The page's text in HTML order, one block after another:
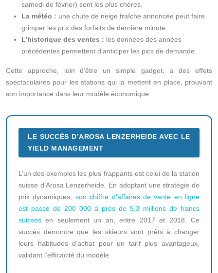
samedi de février) sont les plus chères.
La météo : une chute de neige fraîche annoncée peut faire
grimper les prix des forfaits de dernière minute.
L’historique des ventes : les données des années
précédentes permettent d’anticiper les pics de demande.
Cette approche, loin d’être un simple gadget, a des effets
spectaculaires pour les stations qui la mettent en place, prouvant
son importance dans leur modèle économique.
LE SUCCÈS D’AROSA LENZERHEIDE AVEC LE
YIELD MANAGEMENT
L’un des exemples les plus frappants est celui de la station
suisse d’Arosa Lenzerheide. En adoptant une stratégie de
prix dynamiques, son chiffre d’affaires de vente en ligne
est passé de 200 000 à près de 5,3 millions de francs
suisses en seulement un an, entre 2017 et 2018. Ce
succès démontre que les skieurs sont prêts à changer
leurs habitudes d’achat pour un tarif plus avantageux,
validant l’efficacité du modèle.